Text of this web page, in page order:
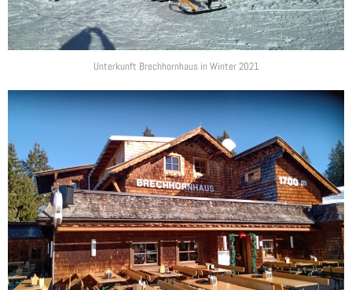
Unterkunft Brechhornhaus in Winter 2021